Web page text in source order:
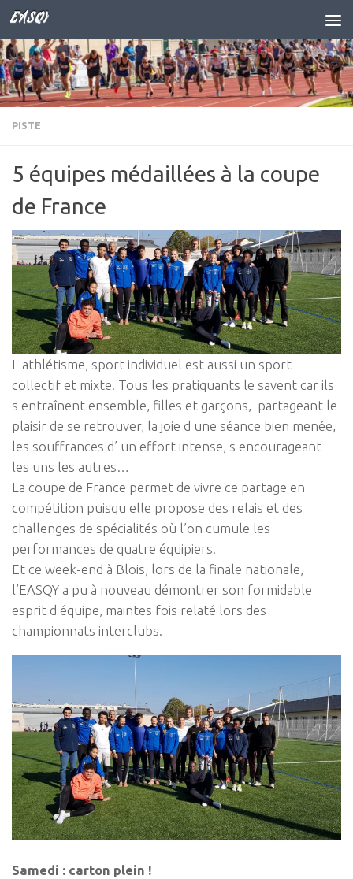
Skip to content
EASQY
PISTE
5 équipes médaillées à la coupe
de France
L athlétisme, sport individuel est aussi un sport
collectif et mixte. Tous les pratiquants le savent car ils
s entraînent ensemble, filles et garçons, partageant le
plaisir de se retrouver, la joie d une séance bien menée,
les souffrances d’ un effort intense, s encourageant
les uns les autres…
La coupe de France permet de vivre ce partage en
compétition puisqu elle propose des relais et des
challenges de spécialités où l’on cumule les
performances de quatre équipiers.
Et ce week-end à Blois, lors de la finale nationale,
l’EASQY a pu à nouveau démontrer son formidable
esprit d équipe, maintes fois relaté lors des
championnats interclubs.
Samedi : carton plein !